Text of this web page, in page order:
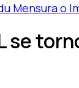
Mensura o
se